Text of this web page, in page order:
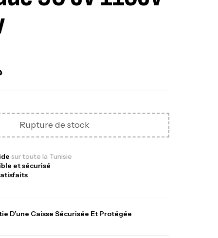
Rupture de stock
sur toute la Tunisie
et sécurisé
D’une Caisse Sécurisée Et Protégée
Jigging Sunset Massive Attack
Kalli Kunnan Funda 1.70m
,Surfcasting
د.ت420,000
bateau,Accessoires bateaux